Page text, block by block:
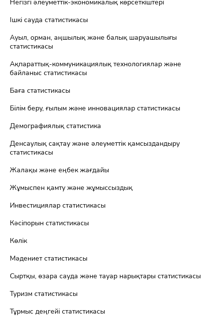
Негізгі әлеуметтік-экономикалық көрсеткіштері
Ішкі сауда статистикасы
Ауыл, орман, аңшылық және балық шаруашылығы
статистикасы
Ақпараттық-коммуникациялық технологиялар және
байланыс статистикасы
Баға статистикасы
Білім беру, ғылым және инновациялар статистикасы
Демографиялық статистика
Денсаулық сақтау және әлеуметтік қамсыздандыру
статистикасы
Жалақы және еңбек жағдайы
Жұмыспен қамту және жұмыссыздық
Инвестициялар статистикасы
Кәсіпорын статистикасы
Көлік
Мәдениет статистикасы
Сыртқы, өзара сауда және тауар нарықтары статистикасы
Туризм статистикасы
Тұрмыс деңгейі статистикасы